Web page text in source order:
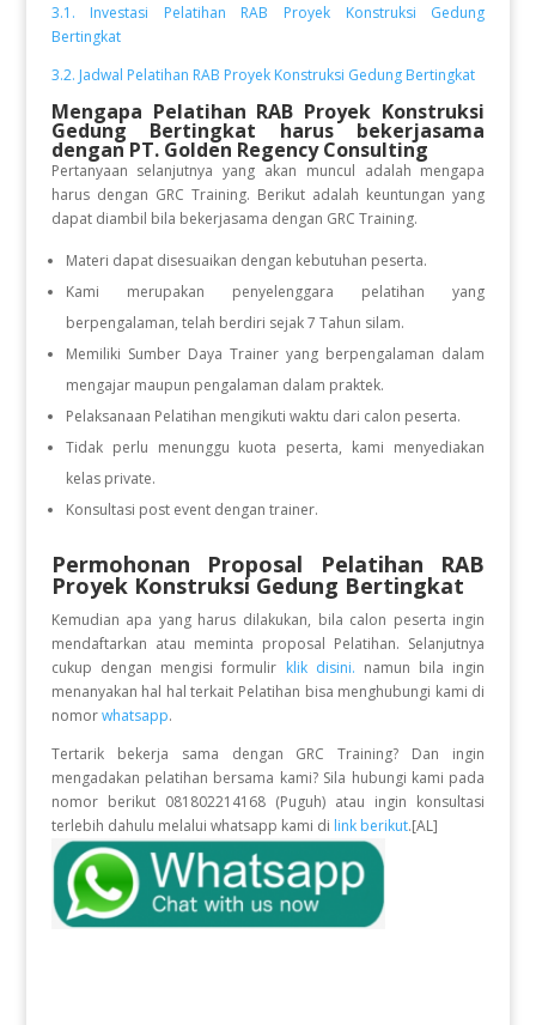
3.1. Investasi Pelatihan RAB Proyek Konstruksi Gedung
Bertingkat
3.2. Jadwal Pelatihan RAB Proyek Konstruksi Gedung Bertingkat
Mengapa Pelatihan RAB Proyek Konstruksi
Gedung Bertingkat harus bekerjasama
dengan PT. Golden Regency Consulting
Pertanyaan selanjutnya yang akan muncul adalah mengapa
harus dengan GRC Training. Berikut adalah keuntungan yang
dapat diambil bila bekerjasama dengan GRC Training.
Materi dapat disesuaikan dengan kebutuhan peserta.
Kami merupakan penyelenggara pelatihan yang
berpengalaman, telah berdiri sejak 7 Tahun silam.
Memiliki Sumber Daya Trainer yang berpengalaman dalam
mengajar maupun pengalaman dalam praktek.
Pelaksanaan Pelatihan mengikuti waktu dari calon peserta.
Tidak perlu menunggu kuota peserta, kami menyediakan
kelas private.
Konsultasi post event dengan trainer.
Permohonan Proposal Pelatihan RAB
Proyek Konstruksi Gedung Bertingkat
Kemudian apa yang harus dilakukan, bila calon peserta ingin
mendaftarkan atau meminta proposal Pelatihan. Selanjutnya
cukup dengan mengisi formulir klik disini. namun bila ingin
menanyakan hal hal terkait Pelatihan bisa menghubungi kami di
nomor whatsapp.
Tertarik bekerja sama dengan GRC Training? Dan ingin
mengadakan pelatihan bersama kami? Sila hubungi kami pada
nomor berikut 081802214168 (Puguh) atau ingin konsultasi
terlebih dahulu melalui whatsapp kami di link berikut.[AL]